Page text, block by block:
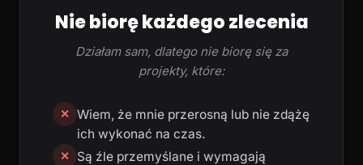
Nie biorę każdego zlecenia
Działam sam, dlatego nie biorę się za
projekty, które:
✕ Wiem, że mnie przerosną lub nie zdążę
ich wykonać na czas.
✕
Są źle przemyślane i wymagają